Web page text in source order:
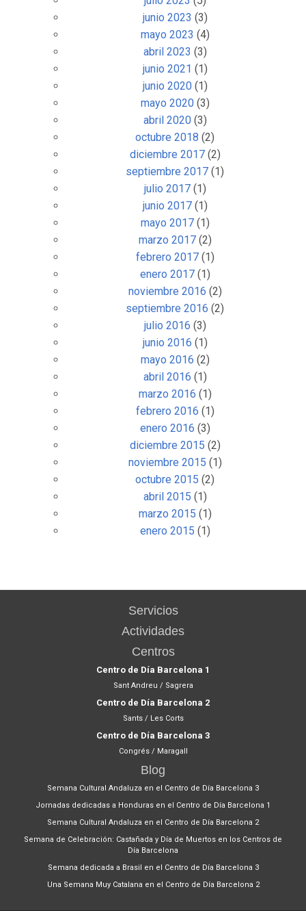
junio 2023 (3)
mayo 2023 (4)
abril 2023 (3)
junio 2021 (1)
junio 2020(1)
mayo 2020(3)
abril 2020(3)
octubre 2018 (2)
diciembre 2017(2)
septiembre 2017 (1)
julio 2017(1)
junio 2017(1)
mayo 2017(1)
marzo 2017(2)
febrero 2017(1)
enero 2017(1)
noviembre 2016 (2)
septiembre 2016 (2)
julio 2016 (3)
junio 2016 (1)
mayo 2016 (2)
abril 2016 (1)
marzo 2016 (1)
febrero 2016 (1)
enero 2016 (3)
diciembre 2015 (2)
noviembre 2015 (1)
octubre 2015 (2)
abril 2015 (1)
marzo 2015 (1)
enero 2015 (1)
Servicios
Actividades
Centros
Centro de Día Barcelona 1
Sant Andreu / Sagrera
Centro de Día Barcelona 2
Sants / Les Corts
Centro de Día Barcelona 3
Congrés / Maragall
Blog
Semana Cultural Andaluza en el Centro de Día Barcelona 3
Jornadas dedicadas a Honduras en el Centro de Día Barcelona 1
Semana Cultural Andaluza en el Centro de Día Barcelona 2
Semana de Celebración: Castañada y Día de Muertos en los Centros de
Día Barcelona
Semana dedicada a Brasil en el Centro de Día Barcelona 3
Una Semana Muy Catalana en el Centro de Día Barcelona 2